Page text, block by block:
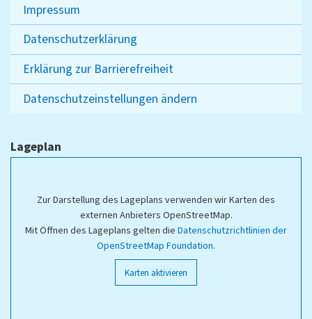
Impressum
Datenschutzerklärung
Erklärung zur Barrierefreiheit
Datenschutzeinstellungen ändern
Lageplan
Zur Darstellung des Lageplans verwenden wir Karten des
externen Anbieters OpenStreetMap.
Mit Öffnen des Lageplans gelten die Datenschutzrichtlinien der
OpenStreetMap Foundation.
Karten aktivieren